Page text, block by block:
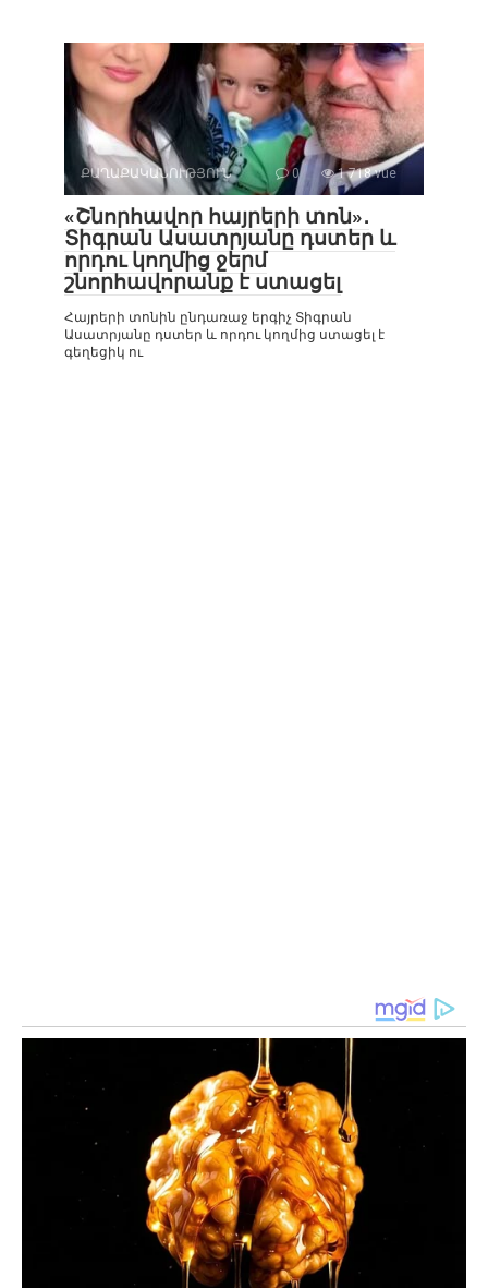
ՔԱՂԱՔԱԿԱՆՈՒԹՅՈՒՆ 0 1 718 vue
«Շնորհավոր հայրերի տոն»․
Տիգրան Ասատրյանը դստեր և
որդու կողմից ջերմ
շնորհավորանք է ստացել
Հայրերի տոնին ընդառաջ երգիչ Տիգրան
Ասատրյանը դստեր և որդու կողմից ստացել է
գեղեցիկ ու